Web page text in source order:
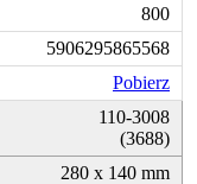
800
5906295865568
Pobierz
110-3008
(3688)
280 x 140 mm